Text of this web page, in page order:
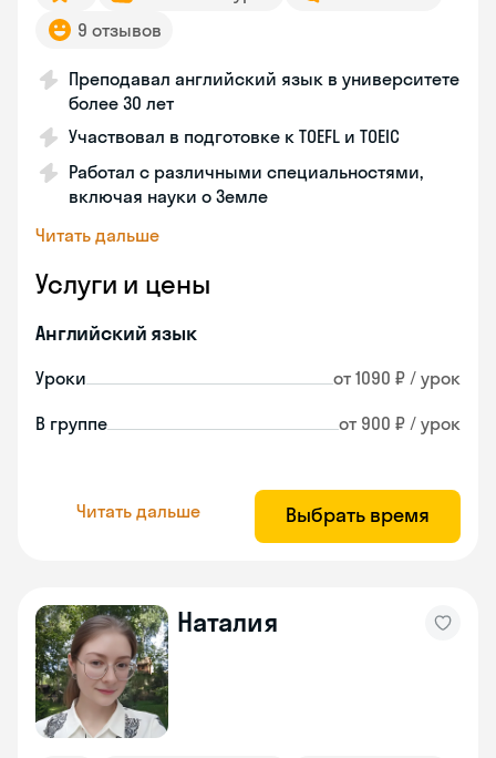
9 отзывов
Преподавал английский язык в университете
более 30 лет
Участвовал в подготовке к TOEFL и TOEIC
Работал с различными специальностями,
включая науки о Земле
Читать дальше
Услуги и цены
Английский язык
Уроки от 1090 ₽ / урок
В группе от 900 ₽ / урок
Читать дальше Выбрать время
Наталия